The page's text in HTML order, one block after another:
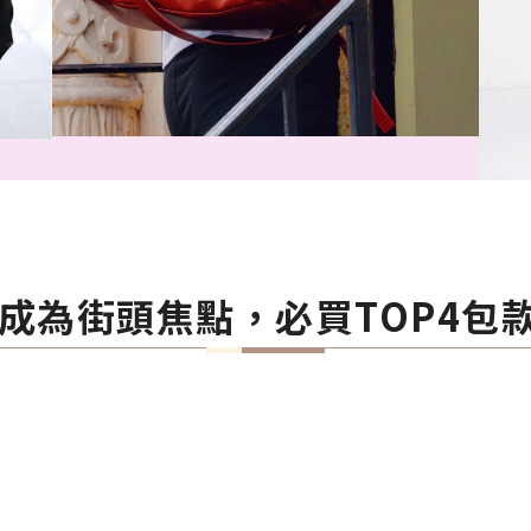
為街頭焦點，必買TOP4包